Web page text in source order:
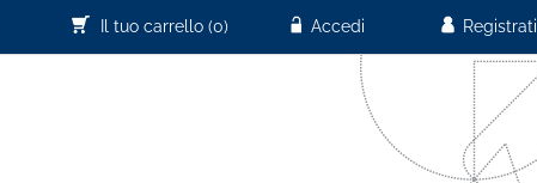
Registrati
Accedi
Il tuo carrello (0)